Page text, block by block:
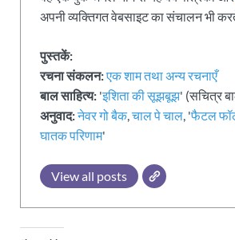
अपनी व्यक्तिगत वेबसाइट का संचालन भी
पुस्तकें:
रचना संकलन:एक शाम तथा अन्य रचनाएँ
बाल साहित्य: 'इशिता की सूझबूझ' (सचित्र
अनुवाद:नेवर गो बैक,चाल पे चाल, 'फैटल
घातक परिणाम'
View all posts